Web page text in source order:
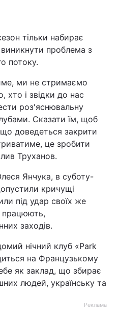
тільки набирає
проблема з
потоку.
ми не стримаємо
хто і звідки до нас
роз'яснювальну
Сказати їм, щоб
доведеться закрити
це зробити
Труханов.
Янчука, в суботу-
кричущі
під удар своїх же
працюють,
заходів.
нічний клуб «Park
на Французькому
як заклад, що збирає
людей, українську та
Реклама